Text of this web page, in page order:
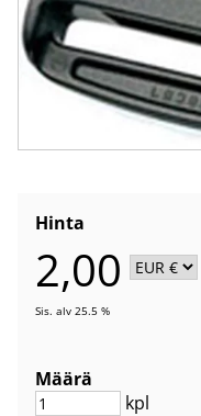
Hinta
2,00
Sis. alv 25.5 %
Määrä
kpl